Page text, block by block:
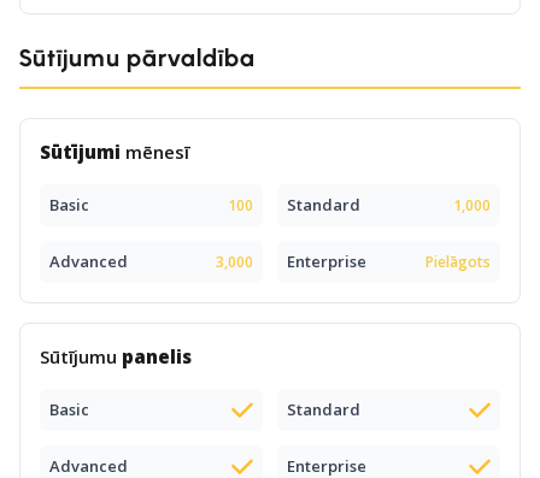
Sūtījumu pārvaldība
Sūtījumi mēnesī
Basic 100 Standard 1,000
Advanced 3,000 Enterprise Pielāgots
Sūtījumu panelis
Basic Standard
Advanced Enterprise